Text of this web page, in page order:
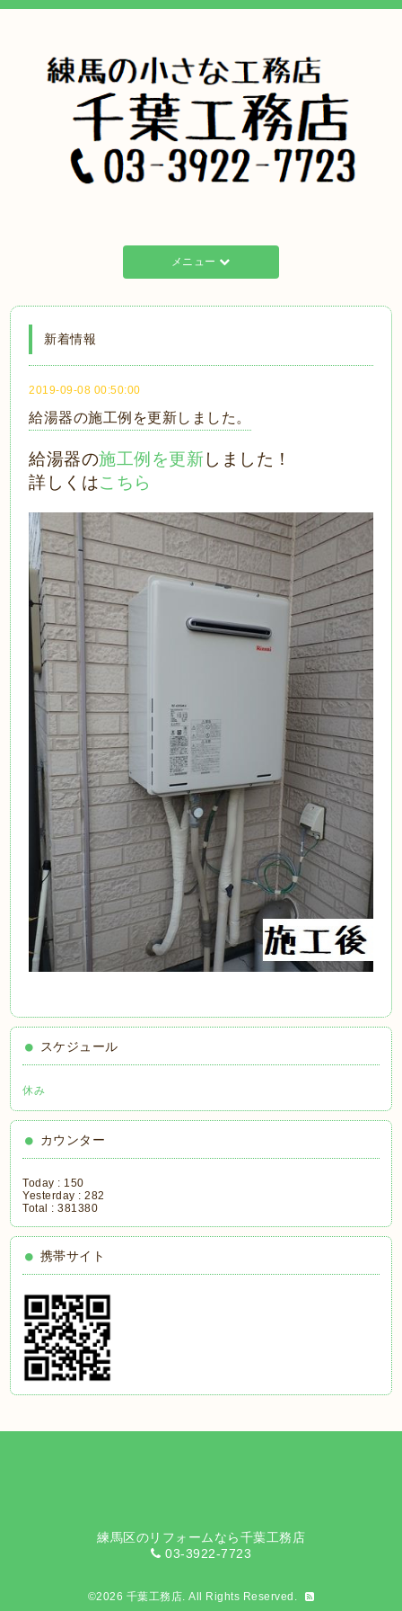
メニュー
新着情報
2019-09-08 00:50:00
給湯器の施工例を更新しました。
給湯器の施工例を更新 しました！
詳しくはこちら
スケジュール
休み
カウンター
Today : 150
Yesterday :282
Total :381380
携帯サイト
練馬区のリフォームなら千葉工務店
03-3922-7723
©2026 千葉工務店. All Rights Reserved.